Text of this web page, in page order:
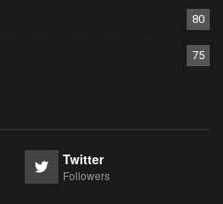
80
75
Twitter
Followers